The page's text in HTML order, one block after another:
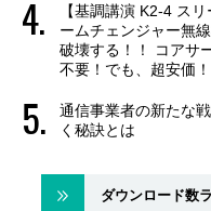
【基調講演 K2-4 ス
ームチェンジャー無
破壊する！！ コアサ
不要！でも、超安価
通信事業者の新たな
く秘訣とは
ダウンロード数